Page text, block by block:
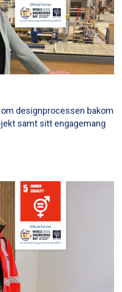
designprocessen bakom
samt sitt engagemang